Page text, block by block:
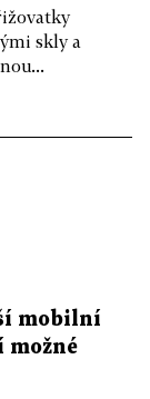
skly a
mobilní
možné